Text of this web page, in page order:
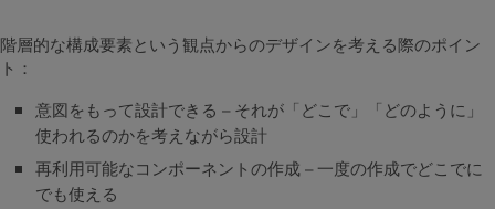
階層的な構成要素という観点からのデザインを考える際のポイン
ト：
意図をもって設計できる – それが「どこで」「どのように」
使われるのかを考えながら設計
再利用可能なコンポーネントの作成 – 一度の作成でどこでに
でも使える